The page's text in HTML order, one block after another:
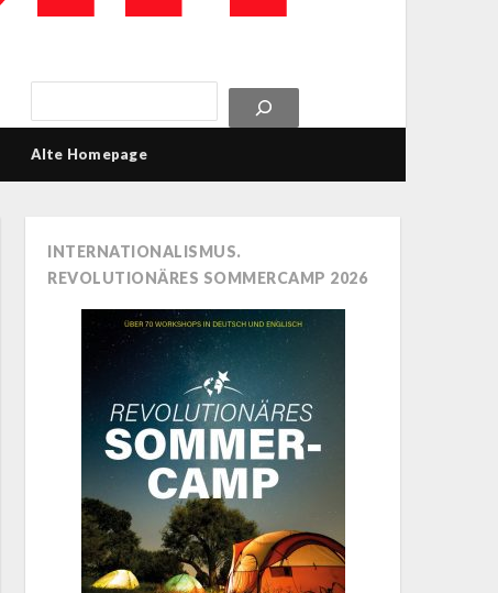
Alte Homepage
INTERNATIONALISMUS.
REVOLUTIONÄRES SOMMERCAMP 2026